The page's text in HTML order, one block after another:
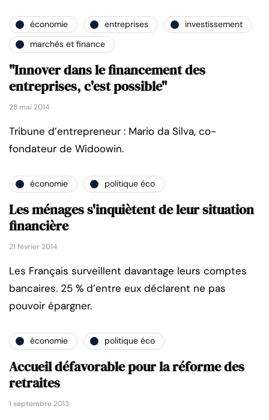
économie entreprises
investissement
marchés et finance
"Innover dans le financement des
entreprises, c'est possible"
28 mai 2014
Tribune d’entrepreneur : Mario da Silva, co-
fondateur de Widoowin.
économie politique éco
Les ménages s'inquiètent de leur situation
financière
21 février 2014
Les Français surveillent davantage leurs comptes
bancaires. 25 % d’entre eux déclarent ne pas
pouvoir épargner.
économie politique éco
Accueil défavorable pour la réforme des
retraites
1 septembre 2013